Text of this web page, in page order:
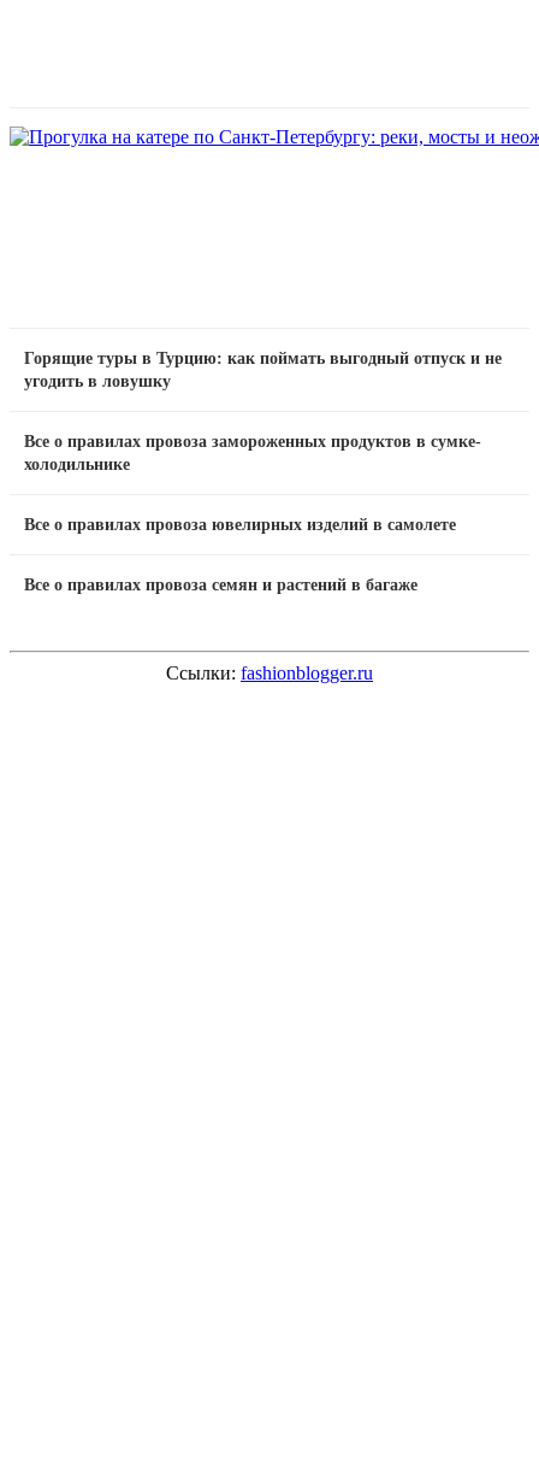
Горящие туры в Турцию: как поймать выгодный отпуск и не
угодить в ловушку
Все о правилах провоза замороженных продуктов в сумке-
холодильнике
Все о правилах провоза ювелирных изделий в самолете
Все о правилах провоза семян и растений в багаже
Ссылки: fashionblogger.ru